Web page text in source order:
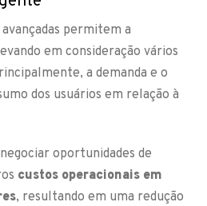
permitem a
em consideração vários
a demanda e o
dos usuários em relação à
oportunidades de
custos operacionais em
, resultando em uma redução